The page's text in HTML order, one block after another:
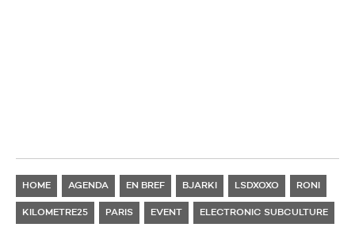
HOME AGENDA EN BREF BJARKI LSDXOXO RONI
KILOMETRE25 PARIS EVENT ELECTRONIC SUBCULTURE